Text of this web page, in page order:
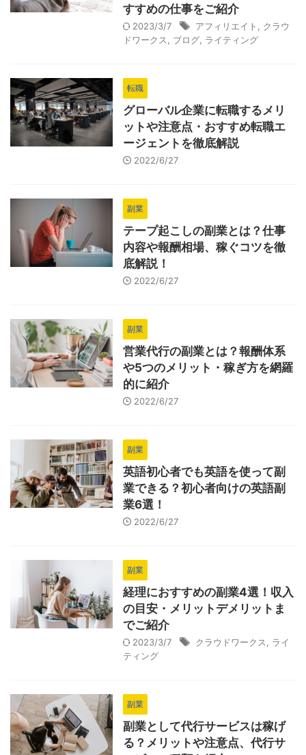
すすめの仕事をご紹介
2023/3/7 アフィリエイト
クラウ
ドワークス
ブログ ライティング
転職
グローバル企業に転職するメリ
ットや注意点・おすすめ転職エ
ージェントを徹底解説
2022/6/27
副業
テープ起こしの副業とは？仕事
内容や報酬相場、稼ぐコツを徹
底解説！
2022/6/27
副業
営業代行の副業とは？報酬体系
や5つのメリット・稼ぎ方を網羅
的に紹介
2022/6/27
副業
英語初心者でも英語を使って副
業できる？初心者向けの英語副
業6選！
2022/6/27
副業
経理におすすめの副業4選！収入
の目安・メリットデメリットま
でご紹介
2023/3/7 クラウドワークス
ライ
ティング
副業
副業として代行サービスは稼げ
る？メリットや注意点、代行サ